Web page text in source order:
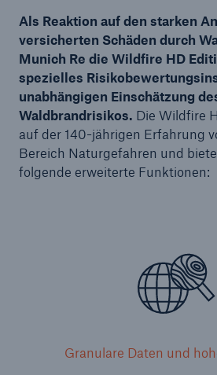
Als Reaktion auf den starken
versicherten Schäden durch
Munich Re die Wildfire HD
spezielles
unabhängigen Einschätzung
Waldbrandrisikos. Die Wildfire
auf der 140-jährigen Erfahrung
Bereich Naturgefahren und
folgende erweiterte Funktionen:
Granulare Daten und